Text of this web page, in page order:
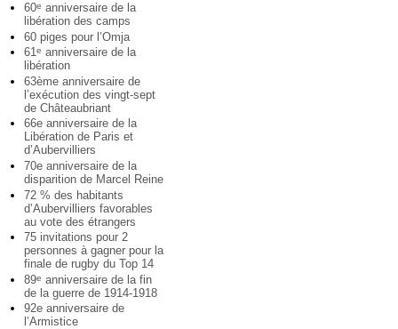
60e anniversaire de la
libération des camps
60 piges pour l’Omja
61e anniversaire de la
libération
63ème anniversaire de
l’exécution des vingt-sept
de Châteaubriant
66e anniversaire de la
Libération de Paris et
d’Aubervilliers
70e anniversaire de la
disparition de Marcel Reine
72 % des habitants
d’Aubervilliers favorables
au vote des étrangers
75 invitations pour 2
personnes à gagner pour la
finale de rugby du Top 14
89e anniversaire de la fin
de la guerre de 1914-1918
92e anniversaire de
l’Armistice